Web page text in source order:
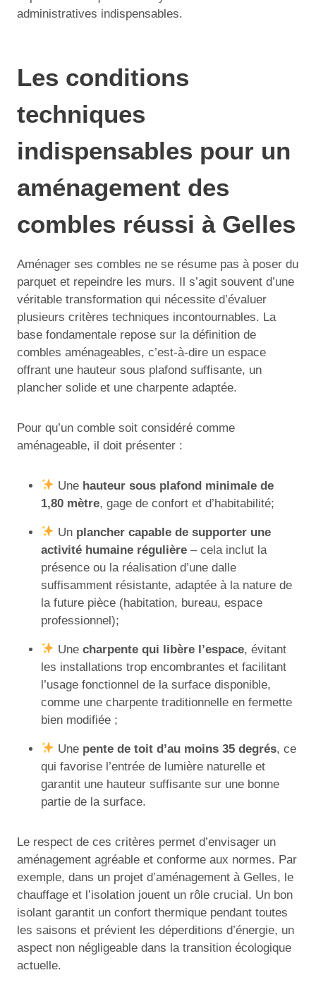
administratives indispensables.
Les conditions
techniques
indispensables pour un
aménagement des
combles réussi à Gelles
Aménager ses combles ne se résume pas à poser du
parquet et repeindre les murs. Il s’agit souvent d’une
véritable transformation qui nécessite d’évaluer
plusieurs critères techniques incontournables. La
base fondamentale repose sur la définition de
combles aménageables, c’est-à-dire un espace
offrant une hauteur sous plafond suffisante, un
plancher solide et une charpente adaptée.
Pour qu’un comble soit considéré comme
aménageable, il doit présenter :
Une hauteur sous plafond minimale de
1,80 mètre, gage de confort et d’habitabilité;
Un plancher capable de supporter une
activité humaine régulière – cela inclut la
présence ou la réalisation d’une dalle
suffisamment résistante, adaptée à la nature de
la future pièce (habitation, bureau, espace
professionnel);
Unecharpente qui libère l’espace, évitant
les installations trop encombrantes et facilitant
l’usage fonctionnel de la surface disponible,
comme une charpente traditionnelle en fermette
bien modifiée ;
Une pente de toit d’au moins 35 degrés, ce
qui favorise l’entrée de lumière naturelle et
garantit une hauteur suffisante sur une bonne
partie de la surface.
Le respect de ces critères permet d’envisager un
aménagement agréable et conforme aux normes. Par
exemple, dans un projet d’aménagement à Gelles, le
chauffage et l’isolation jouent un rôle crucial. Un bon
isolant garantit un confort thermique pendant toutes
les saisons et prévient les déperditions d’énergie, un
aspect non négligeable dans la transition écologique
actuelle.